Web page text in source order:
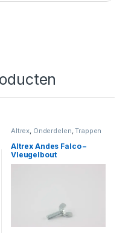
Altrex, Onderdelen,Trappen
Altrex Andes Falco –
Vleugelbout